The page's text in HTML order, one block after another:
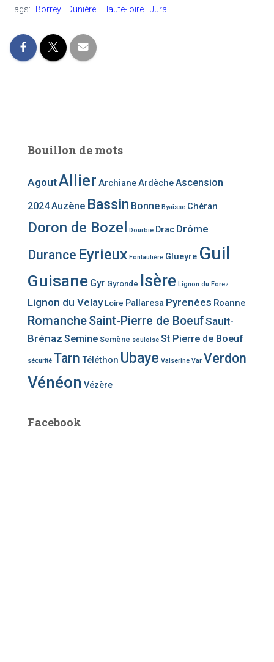
Tags: Borrey Dunière Haute-loire Jura
Bouillon de mots
AgoutAllier ArchianeArdècheAscension
2024Auzène Bassin Bonne Byaisse Chéran
Doron de Bozel Dourbie Drac Drôme
Durance Eyrieux Fontaulière Glueyre Guil
Guisane Gyr Gyronde Isère Lignon du Forez
Lignon du Velay Loire Pallaresa Pyrenées Roanne
RomancheSaint-Pierre de BoeufSault-
Brénaz Semine Semène souloise St Pierre de Boeuf
sécurité Tarn Téléthon Ubaye Valserine Var Verdon
Vénéon Vézère
Facebook